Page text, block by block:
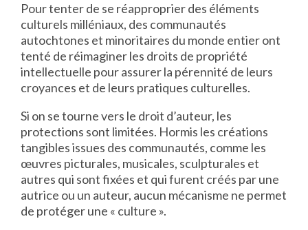
Pour tenter de se réapproprier des éléments
culturels milléniaux, des communautés
autochtones et minoritaires du monde entier ont
tenté de réimaginer les droits de propriété
intellectuelle pour assurer la pérennité de leurs
croyances et de leurs pratiques culturelles.
Si on se tourne vers le droit d’auteur, les
protections sont limitées. Hormis les créations
tangibles issues des communautés, comme les
œuvres picturales, musicales, sculpturales et
autres qui sont fixées et qui furent créés par une
autrice ou un auteur, aucun mécanisme ne permet
de protéger une « culture ».